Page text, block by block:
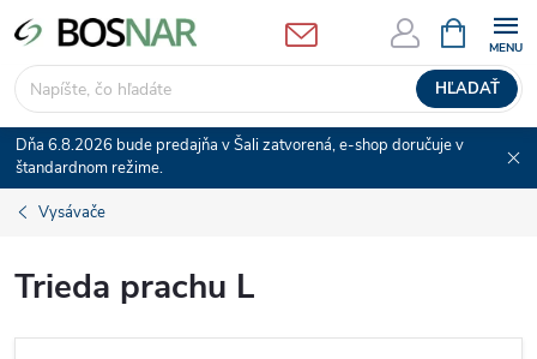
Prejsť
na
obsah
HĽADAŤ
KOŠÍK
Dňa 6.8.2026 bude predajňa v Šali zatvorená, e-shop doručuje v
štandardnom režime.
Vysávače
Trieda prachu L